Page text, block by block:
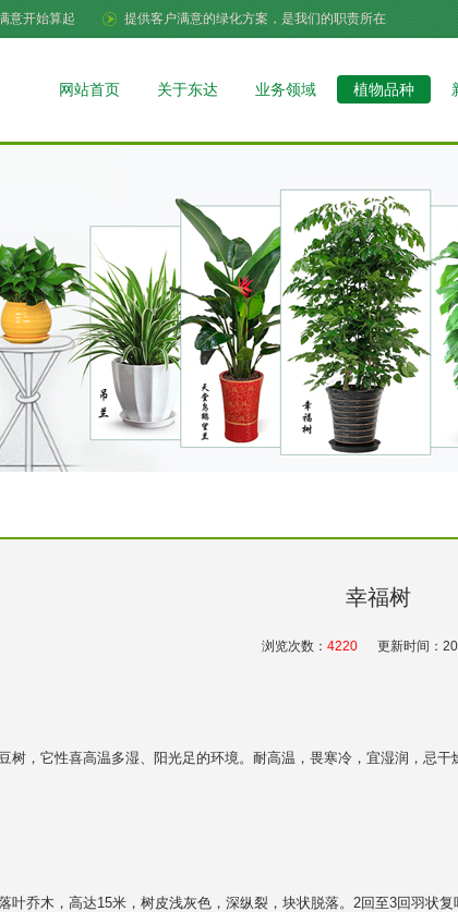
意开始算起 提供客户满意的绿化方案，是我们的职责所在
植物品种
业务领域
关于东达
网站首页
幸福树
浏览次数： 4220 更新时间：
，它性喜高温多湿、阳光足的环境。耐高温，畏寒冷，宜湿润，忌干
乔木，高达15米，树皮浅灰色，深纵裂，块状脱落。2回至3回羽状复